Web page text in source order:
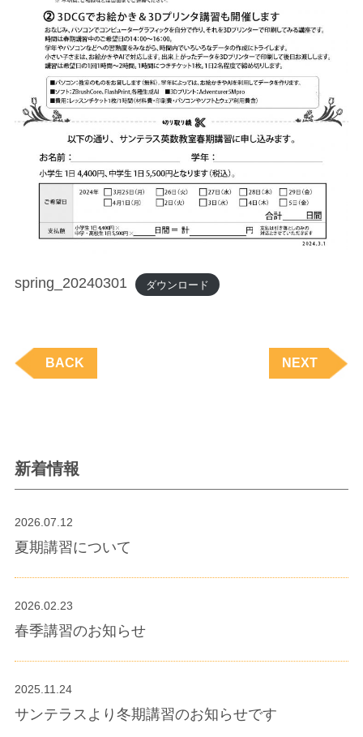
spring_20240301 ダウンロード
BACK NEXT
新着情報
2026.07.12
夏期講習について
2026.02.23
春季講習のお知らせ
2025.11.24
サンテラスより冬期講習のお知らせです